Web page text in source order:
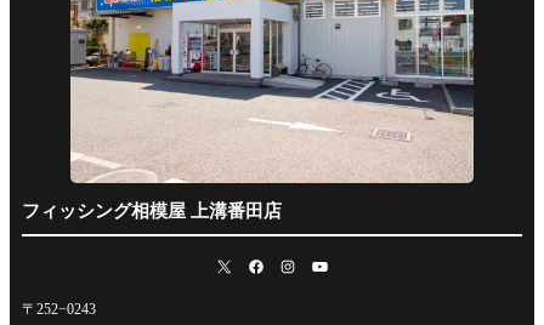
フィッシング相模屋 上溝番田店
〒252−0243